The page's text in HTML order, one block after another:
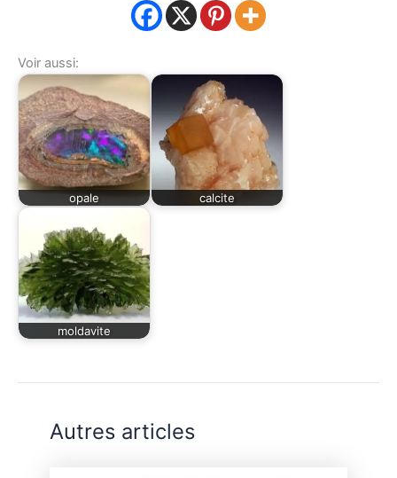
Voir aussi:
opale calcite
moldavite
Autres articles